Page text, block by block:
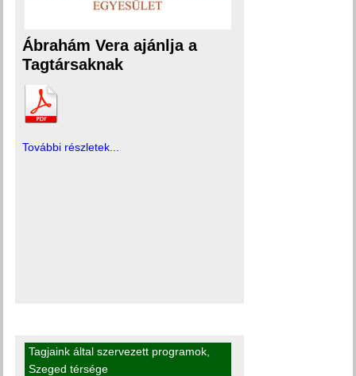
Ábrahám Vera ajánlja a
Tagtársaknak
További részletek...
Tagjaink által szervezett programok
Szeged térsége